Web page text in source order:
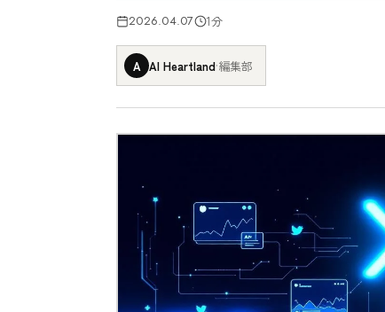
2026.04.07 1分
A AI Heartland·編集部